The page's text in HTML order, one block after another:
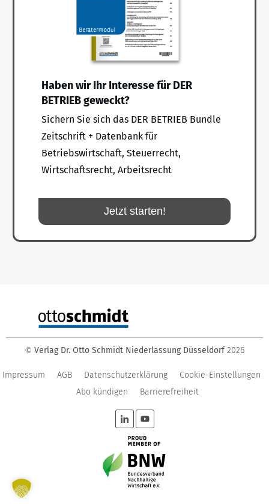
Haben wir Ihr Interesse für DER
BETRIEB geweckt?
Sichern Sie sich das DER BETRIEB Bundle
Zeitschrift + Datenbank für
Betriebswirtschaft, Steuerrecht,
Wirtschaftsrecht, Arbeitsrecht
Jetzt starten!
© Verlag Dr. Otto Schmidt Niederlassung Düsseldorf 2026
Impressum AGB Datenschutzerklärung
Cookie-Einstellungen
Abo kündigen
Barrierefreiheit